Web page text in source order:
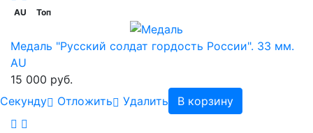
AU Топ
Медаль "Русский солдат гордость России". 33 мм.
AU
15 000 руб.
Cекунду
Отложить Удалить В корзину